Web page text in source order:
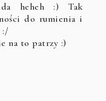
heheh :) Tak
do rumienia i
:/
na to patrzy :)